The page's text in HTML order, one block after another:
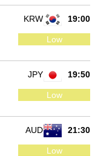
19:00
KRW
Low
19:50
JPY
Low
21:30
AUD
Low